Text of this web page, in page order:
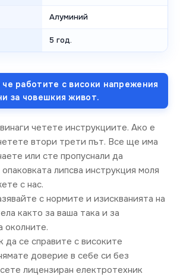
Алуминий
5 год.
че работите с високи напрежения
за човешкия живот.
четете инструкциите. Ако е
втори трети път. Все ще има
или сте пропуснали да
липсва инструкция моля
с нас.
с нормите и изискванията на
както за ваша така и за
околните.
да се справите с високите
доверие в себе си без
лицензиран електротехник